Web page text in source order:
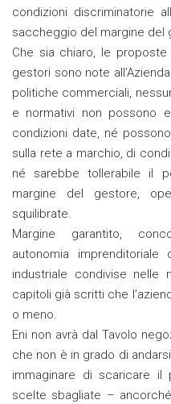
condizioni discriminatorie
saccheggio del margine del
Che sia chiaro, le
gestori sono note
politiche commerciali,
e normativi non possono
condizioni date, né
sulla rete a marchio, di
né sarebbe tollerabile il
margine del gestore,
squilibrate.
Margine garantito,
autonomia
industriale condivise
capitoli già scritti che
o meno.
Eni non avrà dal Tavolo
che non è in grado di
immaginare di scaricare
scelte sbagliate –